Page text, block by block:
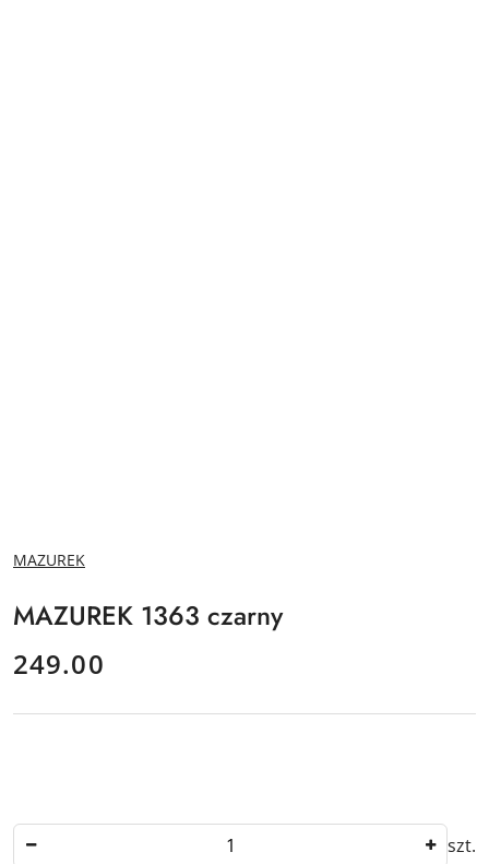
NAZWA
PRODUCENTA:
MAZUREK
MAZUREK 1363 czarny
cena:
249.00
szt.